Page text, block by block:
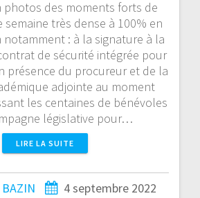
photos des moments forts de
très dense à 100% en
: à la signature à la
de sécurité intégrée pour
présence du procureur et de la
adjointe au moment
les centaines de bénévoles
législative pour…
LIRE LA SUITE
4 septembre 2022